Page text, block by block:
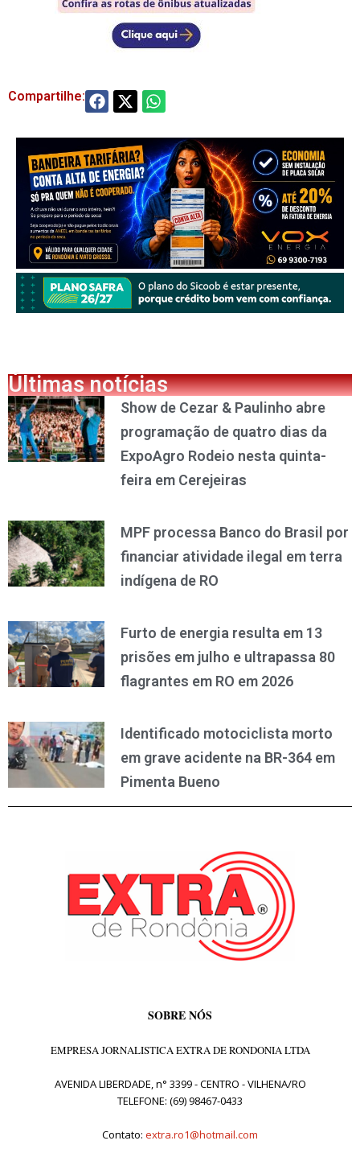
Compartilhe:
Últimas notícias
Show de Cezar & Paulinho abre
programação de quatro dias da
ExpoAgro Rodeio nesta quinta-
feira em Cerejeiras
MPF processa Banco do Brasil por
financiar atividade ilegal em terra
indígena de RO
Furto de energia resulta em 13
prisões em julho e ultrapassa 80
flagrantes em RO em 2026
Identificado motociclista morto
em grave acidente na BR-364 em
Pimenta Bueno
SOBRE NÓS
EMPRESA JORNALISTICA EXTRA DE RONDONIA LTDA
AVENIDA LIBERDADE, n° 3399 - CENTRO - VILHENA/RO
TELEFONE: (69) 98467-0433
Contato: extra.ro1@hotmail.com